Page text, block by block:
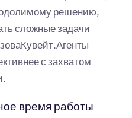
решению,
сложные задачи
с захватом
время работы